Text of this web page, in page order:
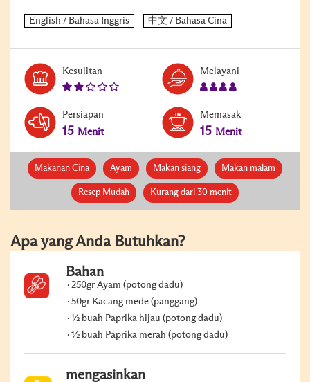
Kesulitan Melayani
Persiapan
15 Menit
Memasak
15 Menit
Makanan Cina Ayam Makan siang Makan malam
Resep Mudah Kurang dari 30 menit
Apa yang Anda Butuhkan?
Bahan
250gr Ayam (potong dadu)
50gr Kacang mede (panggang)
½ buah Paprika hijau (potong dadu)
½ buah Paprika merah (potong dadu)
mengasinkan